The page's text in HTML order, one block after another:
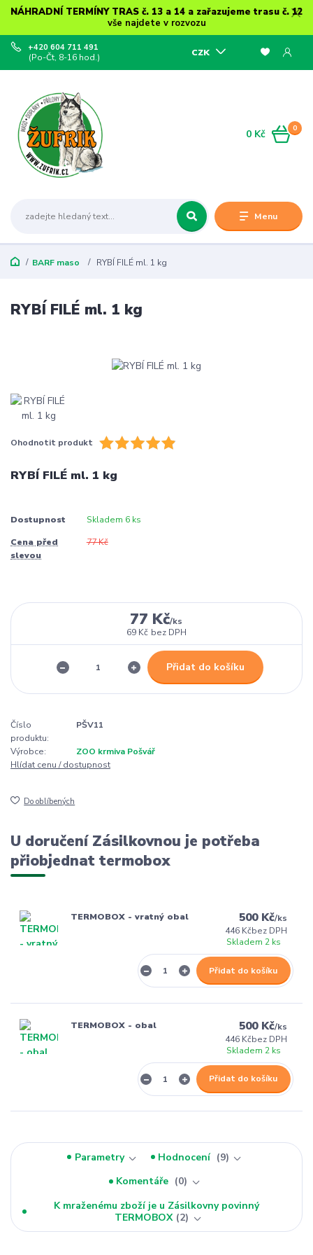
NÁHRADNÍ TERMÍNY TRAS č. 13 a 14 a zařazujeme trasu č. 12
vše najdete v rozvozu
Menu
CZK
+420 604 711 491
(Po-Čt, 8-16 hod.)
0
0 Kč
BARF maso RYBÍ FILÉ ml. 1 kg
RYBÍ FILÉ ml. 1 kg
Ohodnotit produkt
RYBÍ FILÉ ml. 1 kg
Dostupnost Skladem 6 ks
Cena před
slevou
77 Kč
77 Kč/ks
69 Kč bez DPH
Přidat do košíku
Číslo
produktu:
PŠV11
Výrobce:
ZOO krmiva Pošvář
Hlídat cenu / dostupnost
Do oblíbených
U doručení Zásilkovnou je potřeba
přiobjednat termobox
TERMOBOX - vratný obal 500 Kč/ks
446 Kčbez DPH
Skladem 2 ks
Přidat do košíku
TERMOBOX - obal 500 Kč/ks
446 Kčbez DPH
Skladem 2 ks
Přidat do košíku
Parametry Hodnocení
9
Komentáře
0
K mraženému zboží je u Zásilkovny povinný
TERMOBOX 2